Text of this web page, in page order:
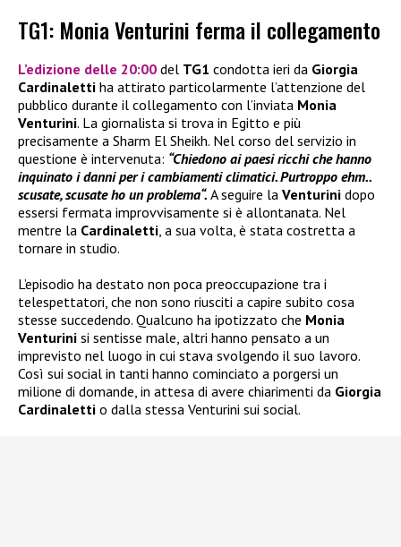
TG1: Monia Venturini ferma il collegamento
L’edizione delle 20:00 del TG1 condotta ieri da Giorgia
Cardinaletti ha attirato particolarmente l’attenzione del
pubblico durante il collegamento con l’inviata Monia
Venturini. La giornalista si trova in Egitto e più
precisamente a Sharm El Sheikh. Nel corso del servizio in
questione è intervenuta: “Chiedono ai paesi ricchi che hanno
inquinato i danni per i cambiamenti climatici. Purtroppo ehm..
scusate, scusate ho un problema“. A seguire la Venturini dopo
essersi fermata improvvisamente si è allontanata. Nel
mentre la Cardinaletti, a sua volta, è stata costretta a
tornare in studio.
L’episodio ha destato non poca preoccupazione tra i
telespettatori, che non sono riusciti a capire subito cosa
stesse succedendo. Qualcuno ha ipotizzato che Monia
Venturini si sentisse male, altri hanno pensato a un
imprevisto nel luogo in cui stava svolgendo il suo lavoro.
Così sui social in tanti hanno cominciato a porgersi un
milione di domande, in attesa di avere chiarimenti da Giorgia
Cardinaletti o dalla stessa Venturini sui social.